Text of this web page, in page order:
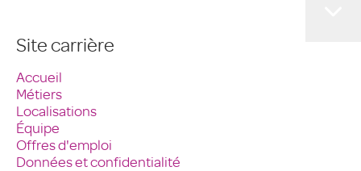
Site carrière
Accueil
Métiers
Localisations
Équipe
Offres d'emploi
Données et confidentialité